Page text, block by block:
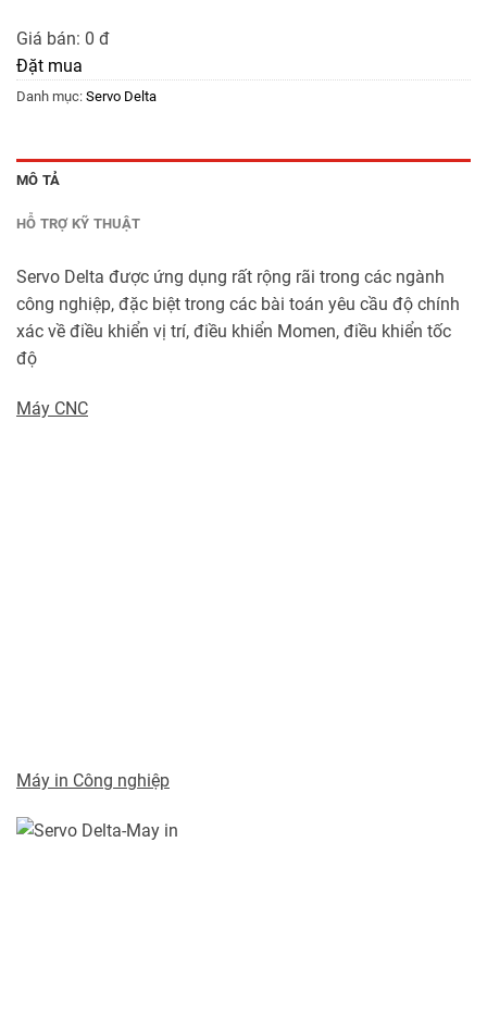
Giá bán: 0 đ
Đặt mua
Danh mục: Servo Delta
MÔ TẢ
HỖ TRỢ KỸ THUẬT
Servo Delta được ứng dụng rất rộng rãi trong các ngành
công nghiệp, đặc biệt trong các bài toán yêu cầu độ chính
xác về điều khiển vị trí, điều khiển Momen, điều khiển tốc
độ
Máy CNC
Máy in Công nghiệp